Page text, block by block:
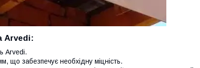
Arvedi:
Arvedi.
що забезпечує необхідну міцність.